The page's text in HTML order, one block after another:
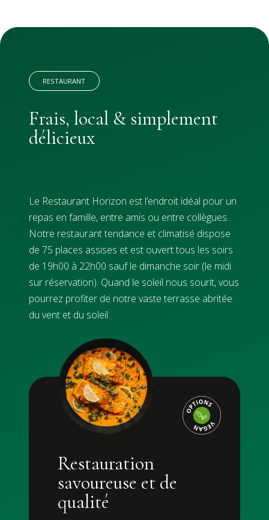
RESTAURANT
Frais, local & simplement
délicieux
Le Restaurant Horizon est l’endroit idéal pour un
repas en famille, entre amis ou entre collègues.
Notre restaurant tendance et climatisé dispose
de 75 places assises et est ouvert tous les soirs
de 19h00 à 22h00 sauf le dimanche soir (le midi
sur réservation). Quand le soleil nous sourit, vous
pourrez profiter de notre vaste terrasse abritée
du vent et du soleil
Restauration
savoureuse et de
qualité